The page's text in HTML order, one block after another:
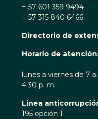
+ 57 601 359 9494
+ 57 315 840 6466
Directorio de
Horario de
lunes a viernes de 7
4:30 p. m.
Linea
195 opción 1